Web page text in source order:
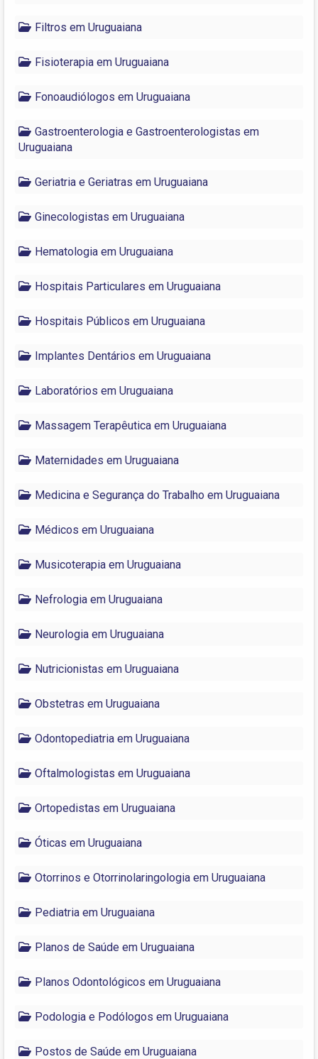
Filtros em Uruguaiana
Fisioterapia em Uruguaiana
Fonoaudiólogos em Uruguaiana
Gastroenterologia e Gastroenterologistas em
Uruguaiana
Geriatria e Geriatras em Uruguaiana
Ginecologistas em Uruguaiana
Hematologia em Uruguaiana
Hospitais Particulares em Uruguaiana
Hospitais Públicos em Uruguaiana
Implantes Dentários em Uruguaiana
Laboratórios em Uruguaiana
Massagem Terapêutica em Uruguaiana
Maternidades em Uruguaiana
Medicina e Segurança do Trabalho em Uruguaiana
Médicos em Uruguaiana
Musicoterapia em Uruguaiana
Nefrologia em Uruguaiana
Neurologia em Uruguaiana
Nutricionistas em Uruguaiana
Obstetras em Uruguaiana
Odontopediatria em Uruguaiana
Oftalmologistas em Uruguaiana
Ortopedistas em Uruguaiana
Óticas em Uruguaiana
Otorrinos e Otorrinolaringologia em Uruguaiana
Pediatria em Uruguaiana
Planos de Saúde em Uruguaiana
Planos Odontológicos em Uruguaiana
Podologia e Podólogos em Uruguaiana
Postos de Saúde em Uruguaiana